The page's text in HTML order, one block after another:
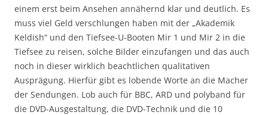
einem erst beim Ansehen annähernd klar und deutlich. Es
muss viel Geld verschlungen haben mit der „Akademik
Keldish“ und den Tiefsee-U-Booten Mir 1 und Mir 2 in die
Tiefsee zu reisen, solche Bilder einzufangen und das auch
noch in dieser wirklich beachtlichen qualitativen
Ausprägung. Hierfür gibt es lobende Worte an die Macher
der Sendungen. Lob auch für BBC, ARD und polyband für
die DVD-Ausgestaltung, die DVD-Technik und die 10